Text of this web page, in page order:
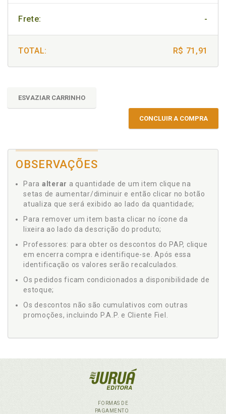
Frete: -
TOTAL: R$ 71,91
ESVAZIAR CARRINHO
CONCLUIR A COMPRA
OBSERVAÇÕES
Para alterar a quantidade de um item clique na
setas de aumentar/diminuir e então clicar no botão
atualiza que será exibido ao lado da quantidade;
Para remover um item basta clicar no ícone da
lixeira ao lado da descrição do produto;
Professores: para obter os descontos do PAP, clique
em encerra compra e identifique-se. Após essa
identificação os valores serão recalculados.
Os pedidos ficam condicionados a disponibilidade de
estoque;
Os descontos não são cumulativos com outras
promoções, incluindo P.A.P. e Cliente Fiel.
FORMAS DE
PAGAMENTO